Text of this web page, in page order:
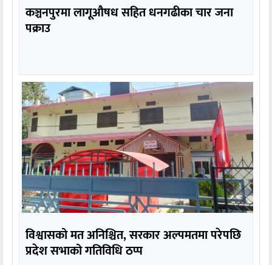
कञ्चनपुरमा लागूऔषध सहित धनगढीका चार जना
पक्राउ
विश्वासको मत अनिश्चित, सरकार अल्पमतमा परेपछि
प्रदेश सभाको गतिविधि ठप्प